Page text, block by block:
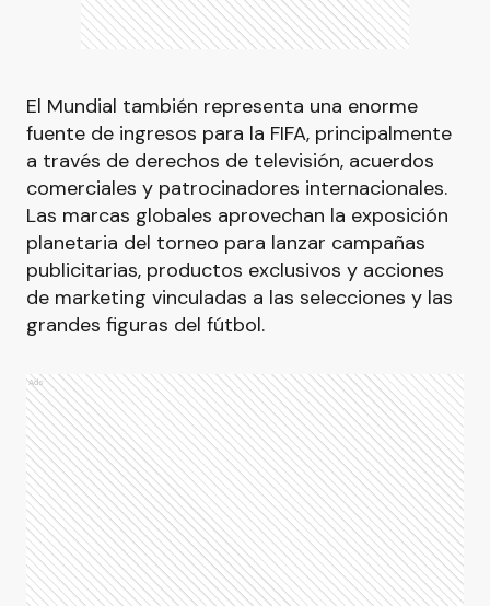
El Mundial también representa una enorme
fuente de ingresos para la FIFA, principalmente
a través de derechos de televisión, acuerdos
comerciales y patrocinadores internacionales.
Las marcas globales aprovechan la exposición
planetaria del torneo para lanzar campañas
publicitarias, productos exclusivos y acciones
de marketing vinculadas a las selecciones y las
grandes figuras del fútbol.
Ads